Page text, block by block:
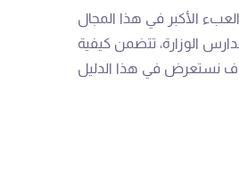
الأكبر في هذا المجال
الوزارة، تتضمن كيفية
نستعرض في هذا الدليل